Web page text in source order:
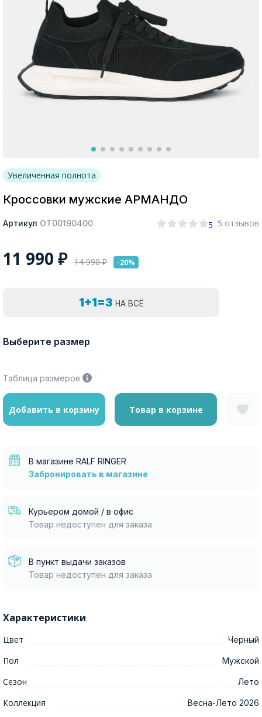
Москва
Покупателям
Увеличенная полнота
Кроссовки мужские АРМАНДО
Артикул ОТ00190400 5 5 отзывов
11 990 ₽ 14 990₽ -20%
1+1=3 НА ВСЁ
Выберите размер
Таблица размеров
Добавить в корзину Товар в корзине
В магазине RALF RINGER
Забронировать в магазине
Курьером домой / в офис
Товар недоступен для заказа
В пункт выдачи заказов
Товар недоступен для заказа
Характеристики
Цвет Черный
Пол Мужской
Сезон Лето
Коллекция Весна-Лето 2026